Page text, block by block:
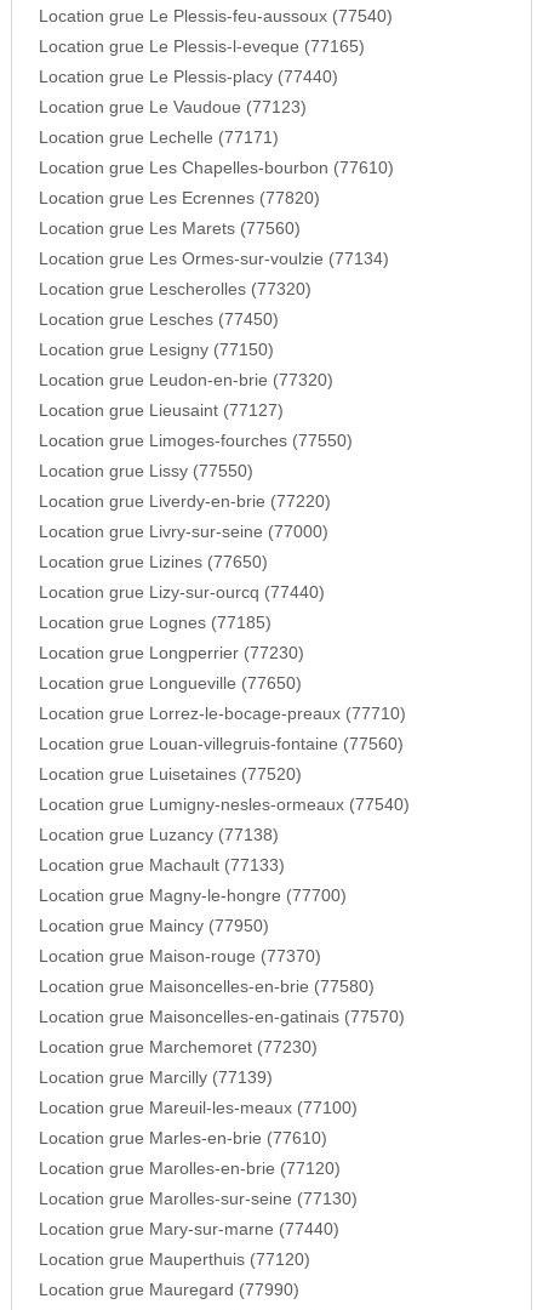
Location grue Le Plessis-feu-aussoux (77540)
Location grue Le Plessis-l-eveque (77165)
Location grue Le Plessis-placy (77440)
Location grue Le Vaudoue (77123)
Location grue Lechelle (77171)
Location grue Les Chapelles-bourbon (77610)
Location grue Les Ecrennes (77820)
Location grue Les Marets (77560)
Location grue Les Ormes-sur-voulzie (77134)
Location grue Lescherolles (77320)
Location grue Lesches (77450)
Location grue Lesigny (77150)
Location grue Leudon-en-brie (77320)
Location grue Lieusaint (77127)
Location grue Limoges-fourches (77550)
Location grue Lissy (77550)
Location grue Liverdy-en-brie (77220)
Location grue Livry-sur-seine (77000)
Location grue Lizines (77650)
Location grue Lizy-sur-ourcq (77440)
Location grue Lognes (77185)
Location grue Longperrier (77230)
Location grue Longueville (77650)
Location grue Lorrez-le-bocage-preaux (77710)
Location grue Louan-villegruis-fontaine (77560)
Location grue Luisetaines (77520)
Location grue Lumigny-nesles-ormeaux (77540)
Location grue Luzancy (77138)
Location grue Machault (77133)
Location grue Magny-le-hongre (77700)
Location grue Maincy (77950)
Location grue Maison-rouge (77370)
Location grue Maisoncelles-en-brie (77580)
Location grue Maisoncelles-en-gatinais (77570)
Location grue Marchemoret (77230)
Location grue Marcilly (77139)
Location grue Mareuil-les-meaux (77100)
Location grue Marles-en-brie (77610)
Location grue Marolles-en-brie (77120)
Location grue Marolles-sur-seine (77130)
Location grue Mary-sur-marne (77440)
Location grue Mauperthuis (77120)
Location grue Mauregard (77990)